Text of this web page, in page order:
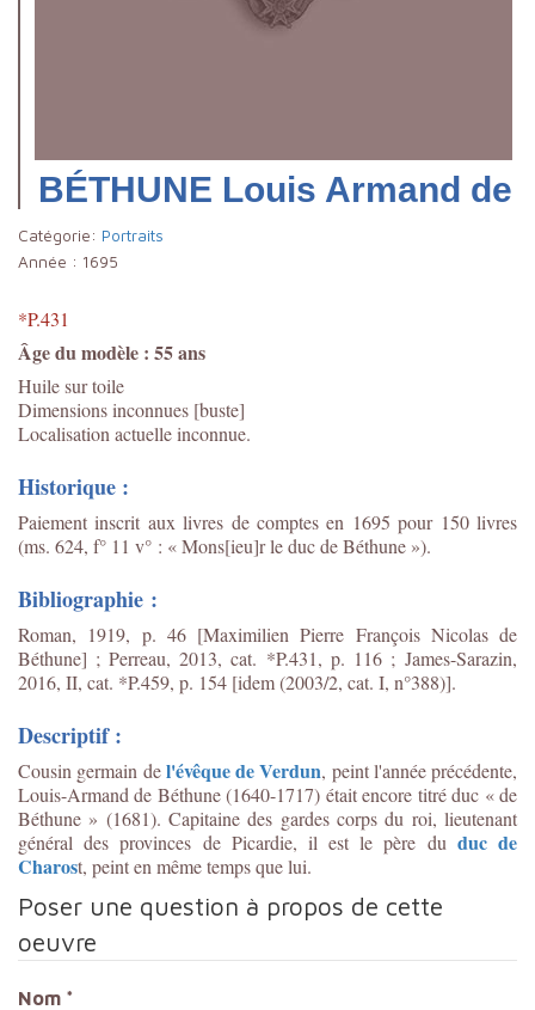
BÉTHUNE Louis Armand de
Catégorie: Portraits
Année : 1695
*P.431
Âge du modèle : 55 ans
Huile sur toile
Dimensions inconnues [buste]
Localisation actuelle inconnue.
Historique :
Paiement inscrit aux livres de comptes en 1695 pour 150 livres
(ms. 624, f° 11 v° : « Mons[ieu]r le duc de Béthune »).
Bibliographie :
Roman, 1919, p. 46 [Maximilien Pierre François Nicolas de
Béthune] ; Perreau, 2013, cat. *P.431, p. 116 ; James-Sarazin,
2016, II, cat. *P.459, p. 154 [idem (2003/2, cat. I, n°388)].
Descriptif :
Cousin germain del'évêque de Verdun, peint l'année précédente,
Louis-Armand de Béthune (1640-1717) était encore titré duc « de
Béthune » (1681). Capitaine des gardes corps du roi, lieutenant
général des provinces de Picardie, il est le père duduc de
Charost, peint en même temps que lui.
Poser une question à propos de cette
oeuvre
Nom *